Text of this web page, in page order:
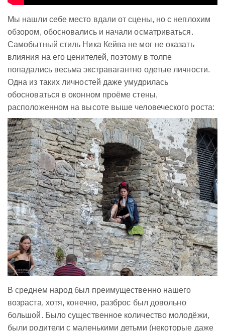
Мы нашли себе место вдали от сцены, но с неплохим
обзором, обосновались и начали осматриваться.
Самобытный стиль Ника Кейва не мог не оказать
влияния на его ценителей, поэтому в толпе
попадались весьма экстравагантно одетые личности.
Одна из таких личностей даже умудрилась
обосноваться в оконном проёме стены,
расположенном на высоте выше человеческого роста:
В среднем народ был преимущественно нашего
возраста, хотя, конечно, разброс был довольно
большой. Было существенное количество молодёжи,
были родители с маленькими детьми (некоторые даже